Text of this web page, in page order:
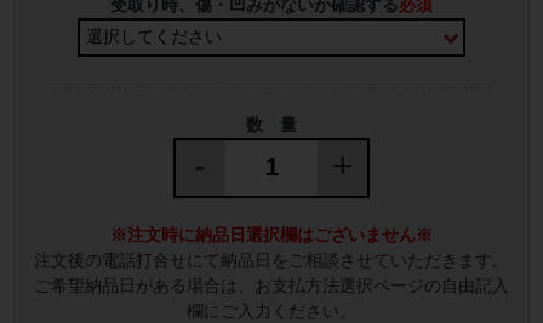
受取り時、傷・凹みがないか確認する必須
数 量
- +
※注文時に納品日選択欄はございません※
注文後の電話打合せにて納品日をご相談させていただきます。
ご希望納品日がある場合は、お支払方法選択ページの自由記入
欄にご入力ください。